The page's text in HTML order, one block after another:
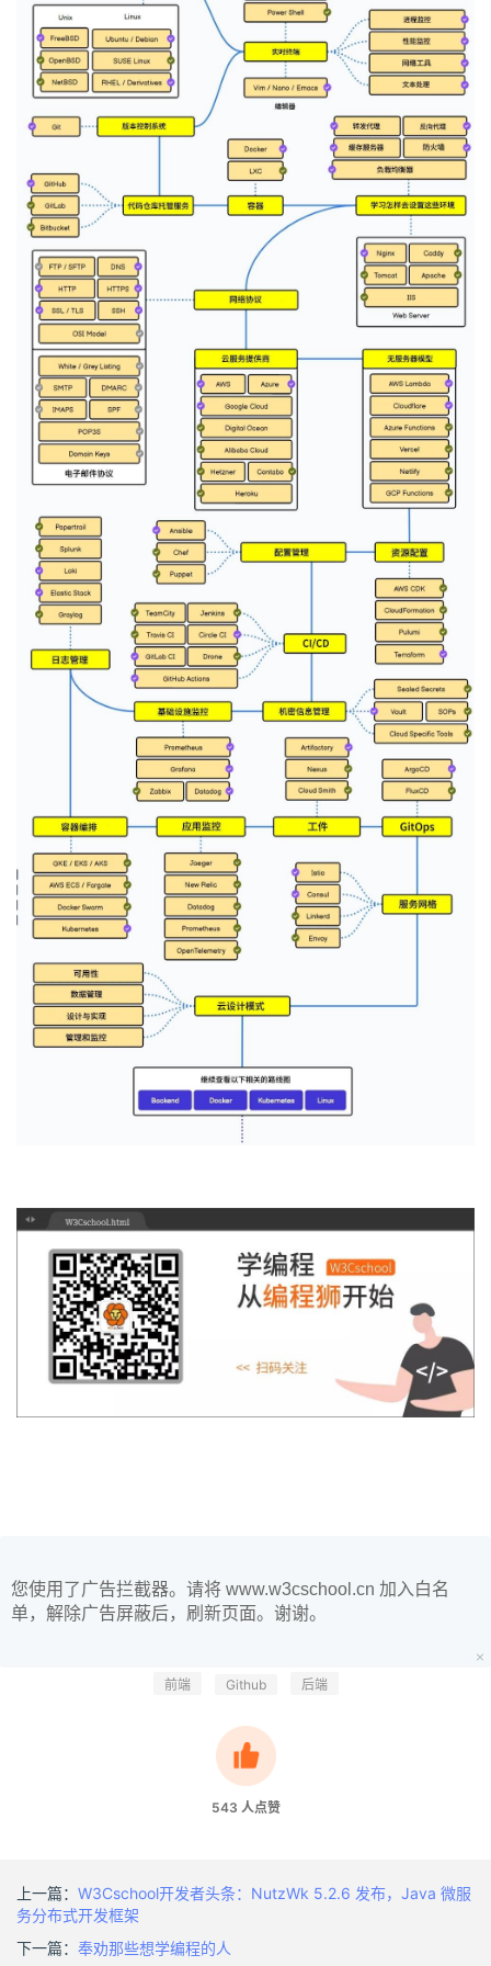
您使用了广告拦截器。请将 www.w3cschool.cn 加入白名
单，解除广告屏蔽后，刷新页面。谢谢。
前端 Github 后端
543 人点赞
上一篇： W3Cschool开发者头条：NutzWk 5.2.6 发布，Java 微服
务分布式开发框架
下一篇： ​奉劝那些想学编程的人